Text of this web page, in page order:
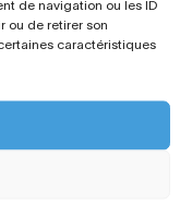
de navigation ou les ID
ou de retirer son
caractéristiques